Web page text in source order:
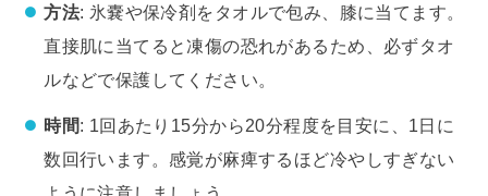
方法: 氷嚢や保冷剤をタオルで包み、膝に当てます。
直接肌に当てると凍傷の恐れがあるため、必ずタオ
ルなどで保護してください。
時間: 1回あたり15分から20分程度を目安に、1日に
数回行います。感覚が麻痺するほど冷やしすぎない